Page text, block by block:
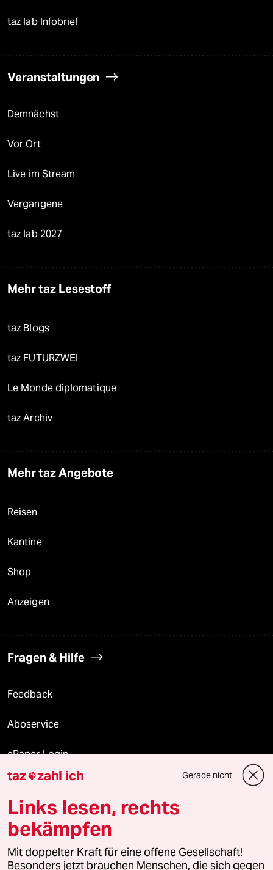
taz lab Infobrief
Veranstaltungen
Demnächst
Vor Ort
Live im Stream
Vergangene
taz lab 2027
Mehr taz Lesestoff
taz Blogs
taz FUTURZWEI
Le Monde diplomatique
taz Archiv
Mehr taz Angebote
Reisen
Kantine
Shop
Anzeigen
Fragen & Hilfe
Feedback
Aboservice
ePaper Login
Downloads für Abonnierende
© 2026 taz Verlags und Vertriebs GmbH
Alle Rechte vorbehalten. Bei rechtlichen Fragen oder für Genehmigungen
wenden Sie sich bitte an lizenzen@taz.de
taz zahl ich Gerade nicht
Links lesen, rechts
bekämpfen
Mit doppelter Kraft für eine offene Gesellschaft!
Besonders jetzt brauchen Menschen, die sich gegen